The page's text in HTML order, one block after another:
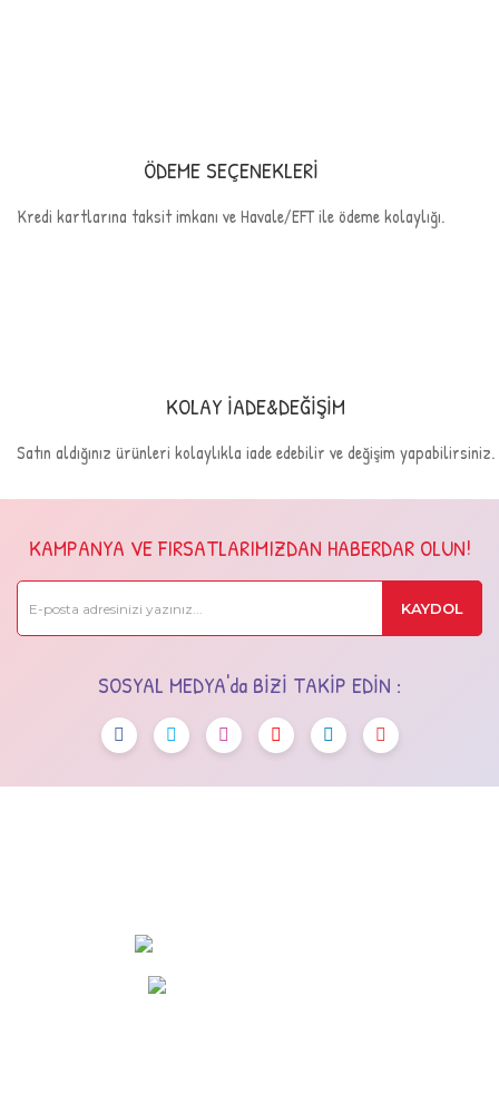
ÖDEME SEÇENEKLERİ
Kredi kartlarına taksit imkanı ve Havale/EFT ile ödeme kolaylığı.
KOLAY İADE&DEĞİŞİM
Satın aldığınız ürünleri kolaylıkla iade edebilir ve değişim yapabilirsiniz.
KAMPANYA VE FIRSATLARIMIZDAN HABERDAR OLUN!
KAYDOL
SOSYAL MEDYA'da BİZİ TAKİP EDİN :